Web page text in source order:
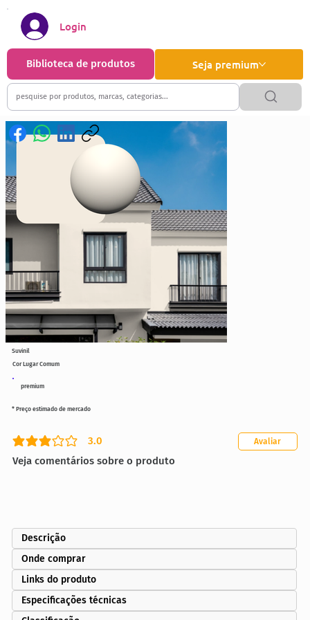
Seja premium
Biblioteca de produtos
Login
premium
Cor Lugar Comum
3.0
classificação média é 3 de 5
Veja comentários sobre o produto
Avaliar
* Preço estimado de mercado
Suvinil
Descrição
Onde comprar
Links do produto
Especificações técnicas